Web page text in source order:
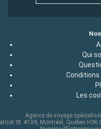
Qui
Conditions
Les
Agence de voyage
St. #109, Montréal, Québec